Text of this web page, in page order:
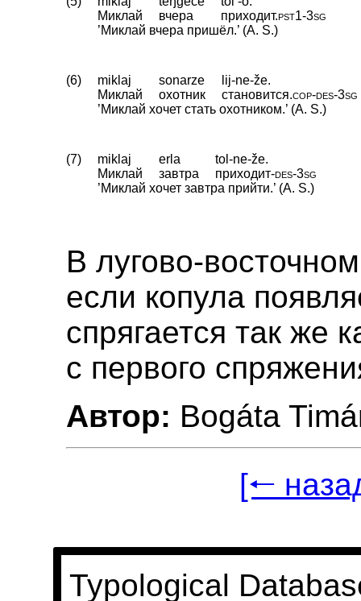
Миклай
вчера приходит.pst1‑3sg
’Миклай вчера пришёл.’ (A. S.)
(6) miklaj sonarze
lij-ne-že.
Миклай
охотник становится.cop‑des‑3sg
’Миклай хочет стать охотником.’ (A. S.)
(7) miklaj erla
tol-ne-že.
Миклай
завтра приходит‑des‑3sg
’Миклай хочет завтра прийти.’ (A. S.)
В лугово-
если копула
спрягается так же
с первого
Автор: Bogáta
[🠐
Typological